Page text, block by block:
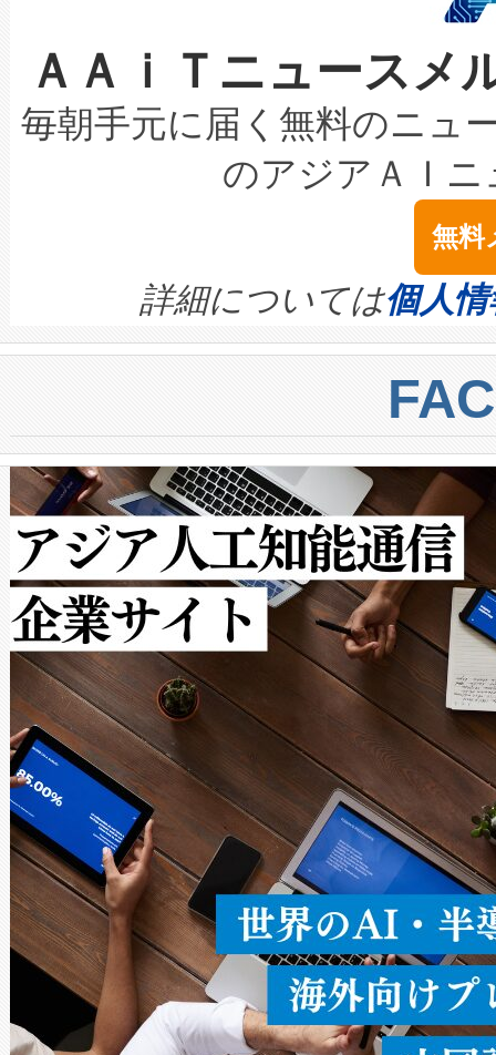
取得できる可能性もあります
設には、3億～4億ドルかか
最高経営責任者（CEO）であ
す。「当社のfully-connected
ームを利用すれば、6,000万
きます。この効率性は、フェ
限を超えて利用可能な電力容
持できるよう貢献します。こ
ービスレベル契約（SLA）違
テリー性能の劣化によるダウ
念は、現在データセンターが
ます。 Voltaiq provides a
quality and reliability for AI
BESS stack to ensure battery
centers. Voltaiqは、ai&のAI
からシステム統合、試運転、
クルの各段階のデータを監視
[…]
なレーザースポットにより、
な環境下でも豊かなディテー
キロメートル範囲を検出
LiDAR for Inspections,
は1535 nmレーザーを搭載。
イズの小径化を実現すること
す。ノーマルモードでは、
ートル先まで検出でき、これ
トに対して約600メートルに
では、反射率10％のターゲッ
で向上し、最大検知距離は
ットだけで最大1キロメート
ルの変電所周囲を監視でき、
作業と点群処理を簡素化でき
Avia 2は、2種類のFOVオプシ
× 80°のノーマルモード、長
ードを切り替えて使用するこ
ることなく、単一のデバイス
うにします。遠距離まで届く
密度なスキャ […]
ＡＡｉＴニュース
毎朝手元に届く無料のニュ
のアジアＡＩ
無料
詳細については個人